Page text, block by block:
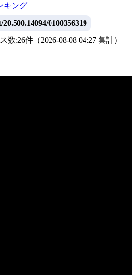
キング
0100356319
数:26件 （2026-08-08 04:27 集計）